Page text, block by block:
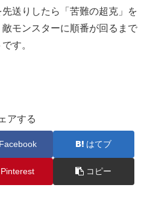
送りしたら「苦難の超克」を
モンスターに順番が回るまで
す。
アする
Facebook はてブ
Pinterest コピー